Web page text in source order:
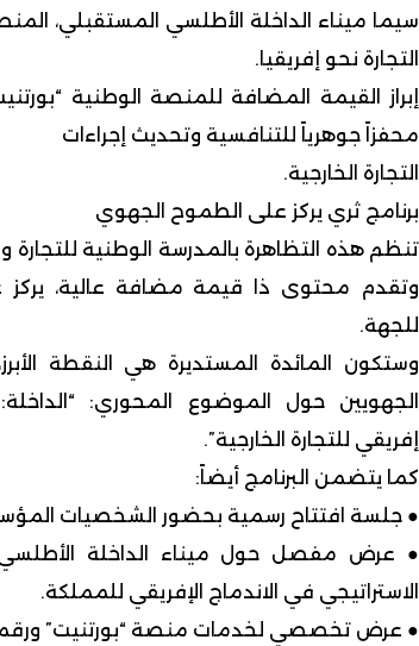
سيما ميناء الداخلة الأطلسي المستقبلي،
التجارة نحو إفريقيا.
محفزاً جوهرياً للتنافسية وتحديث إجراءات
التجارة الخارجية.
برنامج ثري يركز على الطموح الجهوي
وتقدم محتوى ذا قيمة مضافة عالية، يركز
للجهة.
وستكون المائدة المستديرة هي النقطة
الجهويين حول الموضوع المحوري:
إفريقي للتجارة الخارجية”.
كما يتضمن البرنامج أيضاً:
● جلسة افتتاح رسمية بحضور الشخصيات
● عرض مفصل حول ميناء الداخلة
الاستراتيجي في الاندماج الإفريقي للمملكة.
● عرض تخصصي لخدمات منصة “بورتنيت”